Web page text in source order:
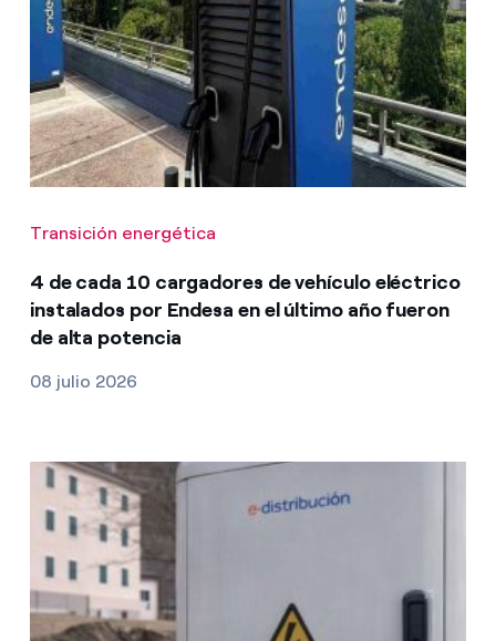
Transición energética
4 de cada 10 cargadores de vehículo eléctrico
instalados por Endesa en el último año fueron
de alta potencia
08 julio 2026